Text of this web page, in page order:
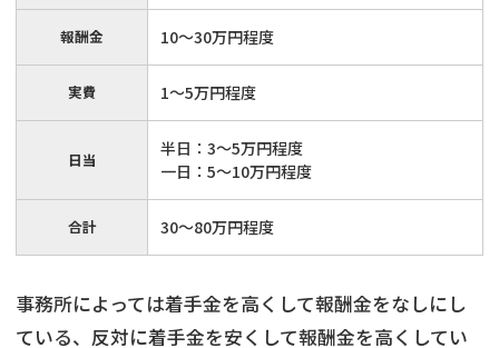
報酬金 10～30万円程度
実費 1～5万円程度
日当
半日：3～5万円程度
一日：5～10万円程度
合計 30～80万円程度
事務所によっては着手金を高くして報酬金をなしにし
ている、反対に着手金を安くして報酬金を高くしてい